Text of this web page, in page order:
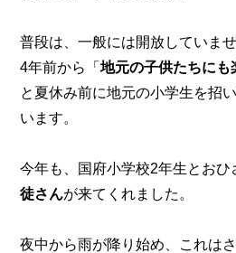
普段は、一般には開放していませ
4年前から「地元の子供たちに
と夏休み前に地元の小学生を招
います。
今年も、国府小学校2年生とおひ
徒さんが来てくれました。
夜中から雨が降り始め、これは